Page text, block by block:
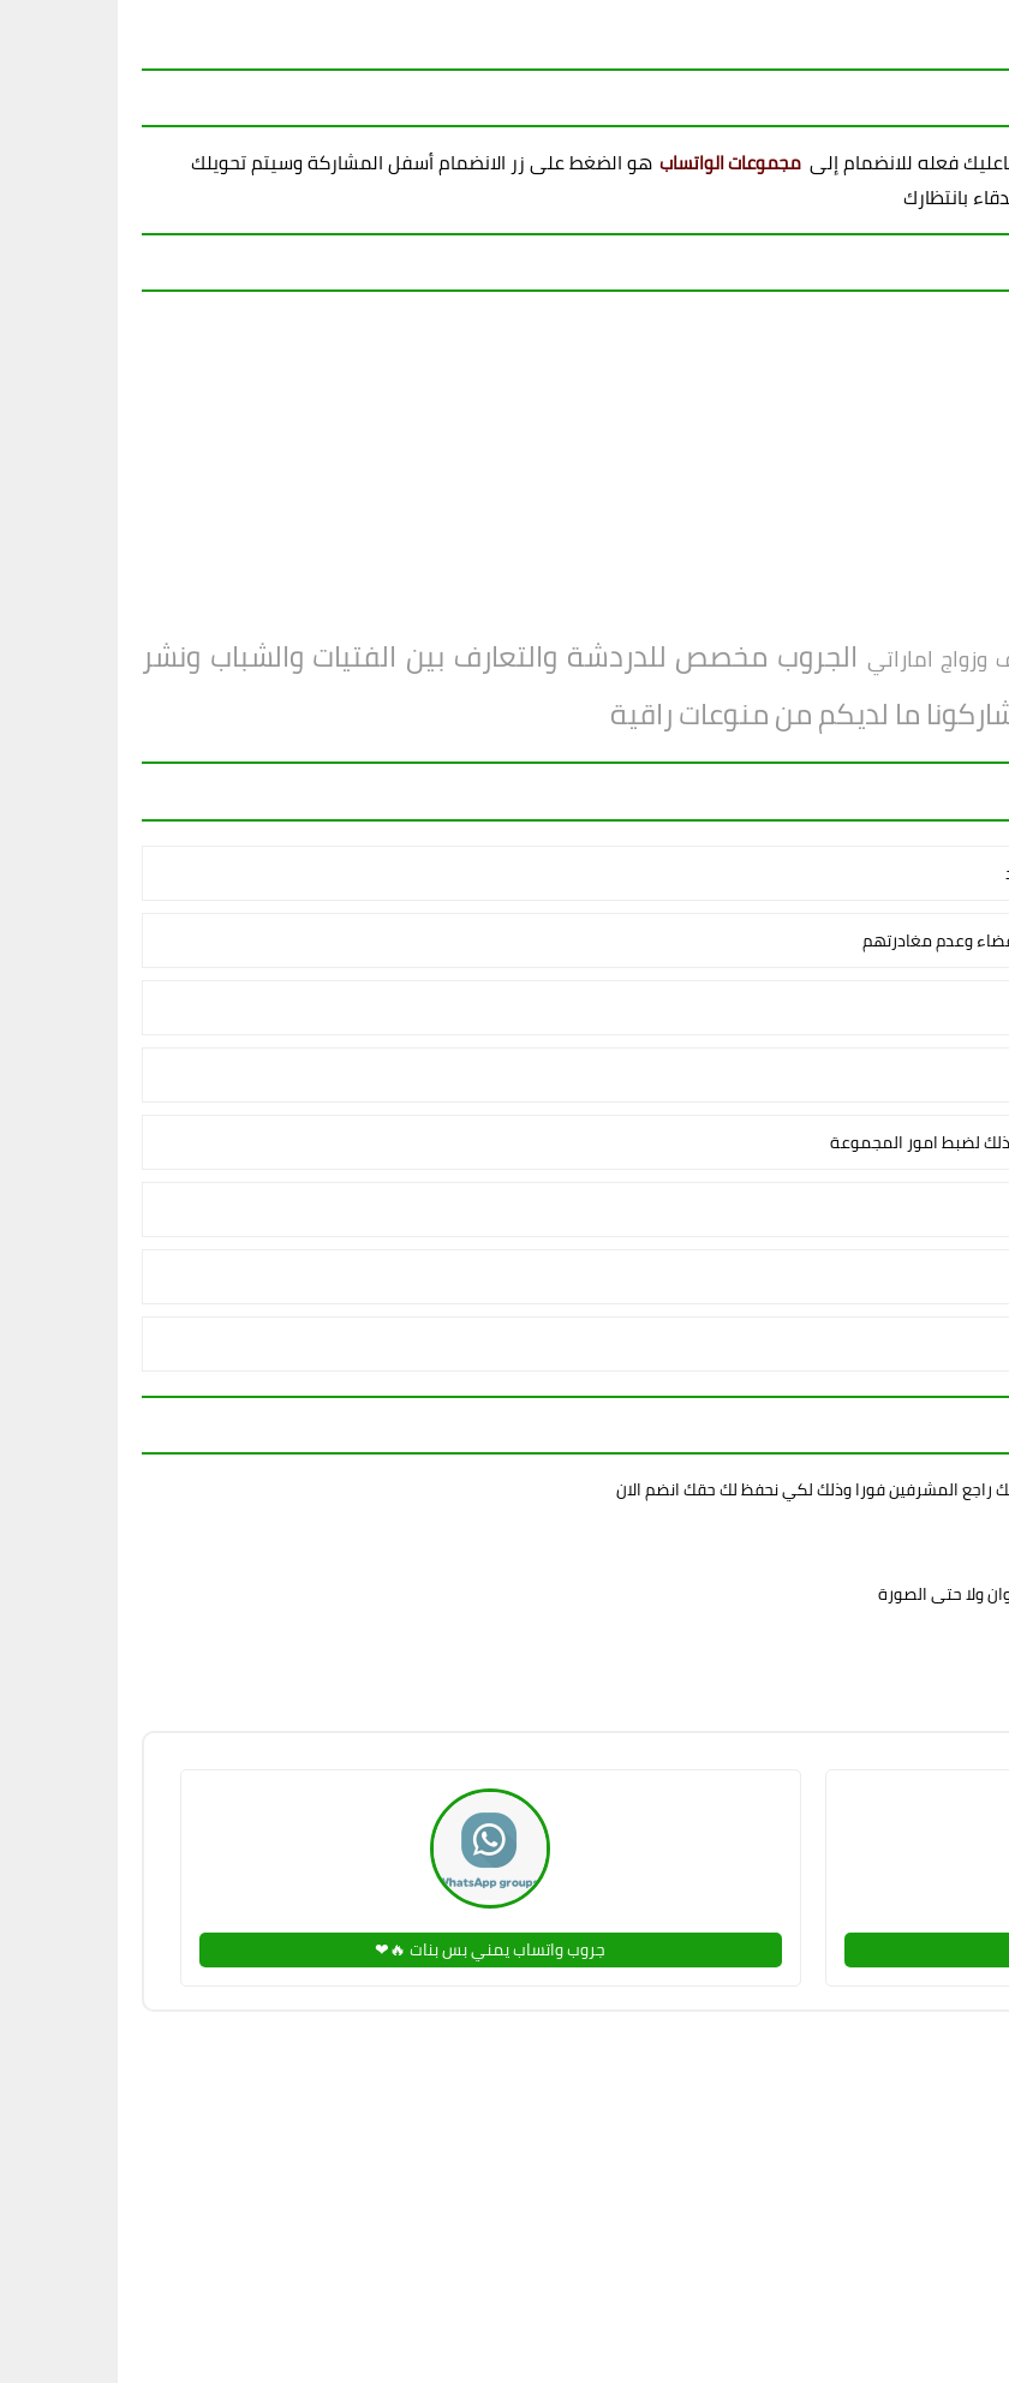
فعله للانضمام إلى مجموعات الواتساب هو الضغط على زر الانضمام أسفل المشاركة وسيتم تحويلك
بانتظارك
اماراتي الجروب مخصص للدردشة والتعارف بين الفتيات والشباب ونشر
ما لديكم من منوعات راقية
وعدم مغادرتهم
لضبط امور المجموعة
راجع المشرفين فورا وذلك لكي نحفظ لك حقك انضم الان
ولا حتى الصورة
جروب واتساب يمني بس بنات 🔥❤